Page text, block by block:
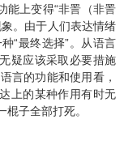
能上变得“非詈（非詈
。由于人们表达情绪
“最终选择”。从语言
疑应该采取必要措施
言的功能和使用看，
上的某种作用有时无
子全部打死。